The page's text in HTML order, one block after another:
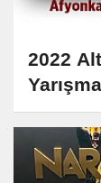
2022